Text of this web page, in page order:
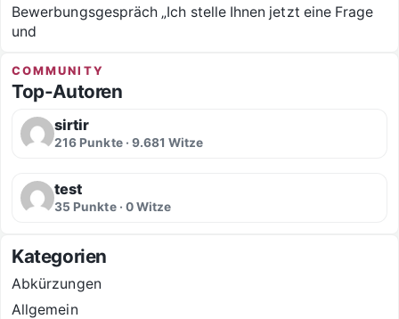
COMMUNITY
Top-Autoren
sirtir
216 Punkte · 9.681 Witze
test
35 Punkte · 0 Witze
Bewerbungsgespräch „Ich stelle Ihnen jetzt eine Frage
und
Kategorien
Abkürzungen
Allgemein